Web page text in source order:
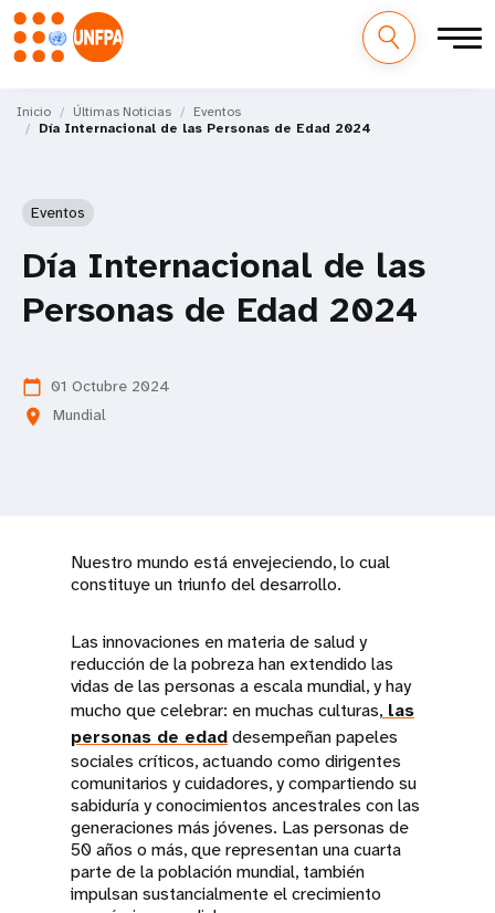
contenido
M
Inicio Últimas Noticias
Eventos
Día Internacional de las Personas de Edad 2024
Eventos
Día Internacional de las
Personas de Edad 2024
calendar_today 01 Octubre 2024
location_on Mundial
Nuestro mundo está envejeciendo, lo cual
constituye un triunfo del desarrollo.
Las innovaciones en materia de salud y
reducción de la pobreza han extendido las
vidas de las personas a escala mundial, y hay
mucho que celebrar: en muchas culturas, las
personas de edaddesempeñan papeles
sociales críticos, actuando como dirigentes
comunitarios y cuidadores, y compartiendo su
sabiduría y conocimientos ancestrales con las
generaciones más jóvenes. Las personas de
50 años o más, que representan una cuarta
parte de la población mundial, también
impulsan sustancialmente el crecimiento